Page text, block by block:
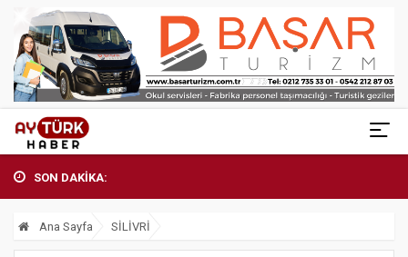
SON DAKİKA:
Ana Sayfa SİLİVRİ